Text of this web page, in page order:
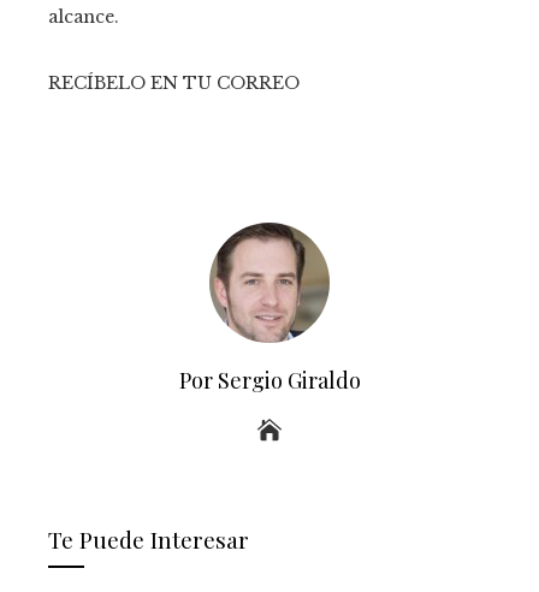
alcance.
RECÍBELO EN TU CORREO
Por Sergio Giraldo
Te Puede Interesar